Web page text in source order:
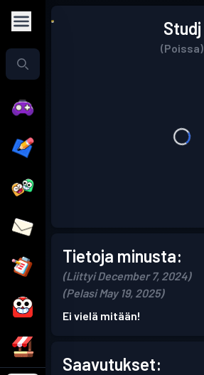
Studj
(Poissa)
Tietoja minusta:
(Liittyi December 7, 2024)
(Pelasi May 19, 2025)
Ei vielä mitään!
Saavutukset: